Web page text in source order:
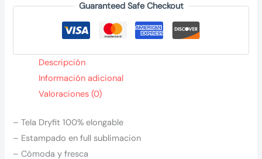
Guaranteed Safe Checkout
Descripción
Información adicional
Valoraciones (0)
– Tela Dryfit 100% elongable
– Estampado en full sublimacion
– Cómoda y fresca